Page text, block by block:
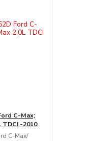
C-Max;
TDCI -2010
C-Max/